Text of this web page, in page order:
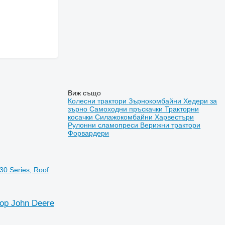
Series, Roof
John Deere
Виж също
Колесни тракториЗърнокомбайниХедери за
зърноСамоходни пръскачкиТракторни
косачкиСилажокомбайниХарвестъри
Рулонни сламопреси Верижни трактори
Форвардери